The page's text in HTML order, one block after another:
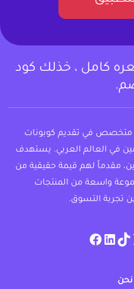
كامل ، خذلك كود
متخصص في تقديم كوبونات
العالم العربي. يستهدف
مقدماً لهم قيمة حقيقية من
واسعة من المنتجات
تجربة التسوق.
TikTok
linkedin
facebook